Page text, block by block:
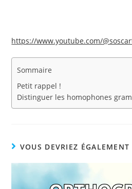
https://www.youtube.com/
Sommaire
Petit rappel !
Distinguer les homophones
VOUS DEVRIEZ